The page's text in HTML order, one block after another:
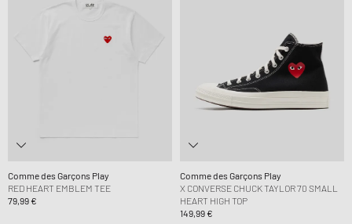
Comme des Garçons Play
RED HEART EMBLEM TEE
79,99 €
Comme des Garçons Play
X CONVERSE CHUCK TAYLOR 70 SMALL
HEART HIGH TOP
149,99 €